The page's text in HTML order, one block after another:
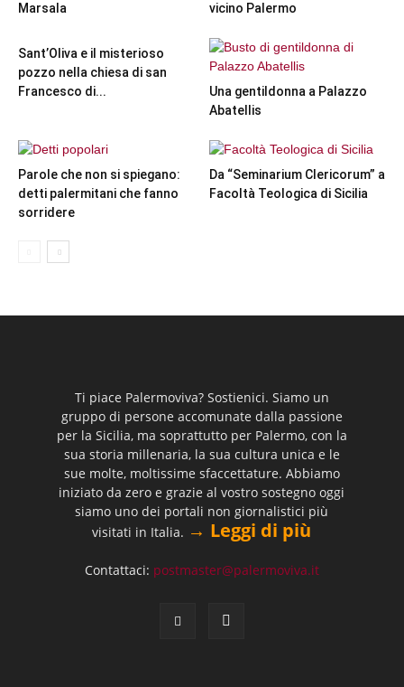
Marsala
vicino Palermo
Sant’Oliva e il misterioso
pozzo nella chiesa di san
Francesco di...
Una gentildonna a Palazzo
Abatellis
Parole che non si spiegano:
detti palermitani che fanno
sorridere
Da “Seminarium Clericorum” a
Facoltà Teologica di Sicilia
Ti piace Palermoviva? Sostienici. Siamo un
gruppo di persone accomunate dalla passione
per la Sicilia, ma soprattutto per Palermo, con la
sua storia millenaria, la sua cultura unica e le
sue molte, moltissime sfaccettature. Abbiamo
iniziato da zero e grazie al vostro sostegno oggi
siamo uno dei portali non giornalistici più
visitati in Italia. → Leggi di più
Contattaci: postmaster@palermoviva.it